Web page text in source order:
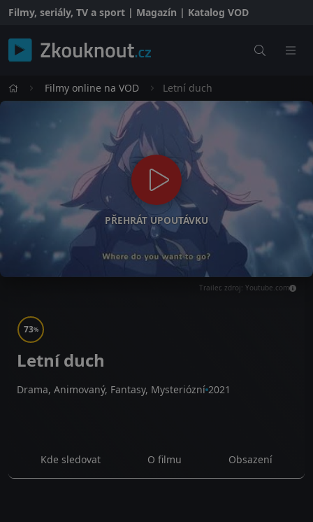
Filmy, seriály, TV a sport | Magazín | Katalog VOD
Filmy online na VOD Letní duch
PŘEHRÁT UPOUTÁVKU
Trailer, zdroj: Youtube.com
73%
Letní duch
Drama, Animovaný, Fantasy, Mysteriózní 2021
Kde sledovat O filmu Obsazení